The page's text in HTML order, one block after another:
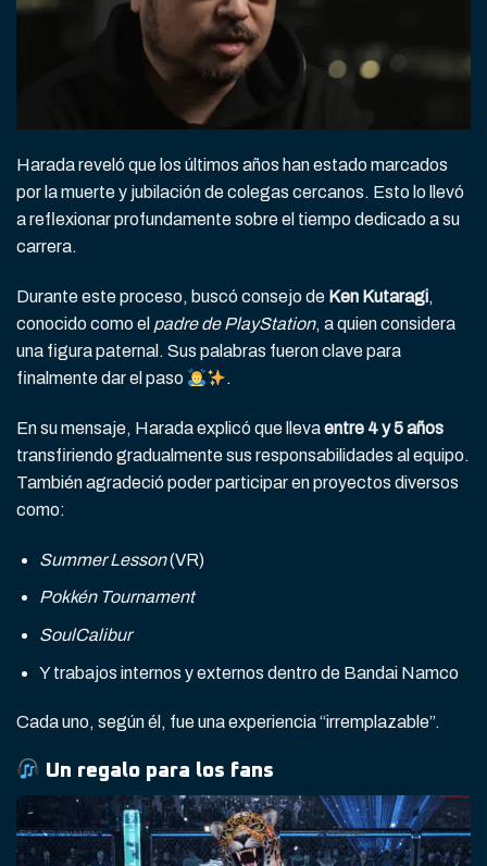
Harada reveló que los últimos años han estado marcados
por la muerte y jubilación de colegas cercanos. Esto lo llevó
a reflexionar profundamente sobre el tiempo dedicado a su
carrera.
Durante este proceso, buscó consejo de Ken Kutaragi,
conocido como el padre de PlayStation, a quien considera
una figura paternal. Sus palabras fueron clave para
finalmente dar el paso
.
En su mensaje, Harada explicó que llevaentre 4 y 5 años
transfiriendo gradualmente sus responsabilidades al equipo.
También agradeció poder participar en proyectos diversos
como:
Summer Lesson(VR)
Pokkén Tournament
SoulCalibur
Y trabajos internos y externos dentro de Bandai Namco
Cada uno, según él, fue una experiencia “irremplazable”.
Un regalo para los fans